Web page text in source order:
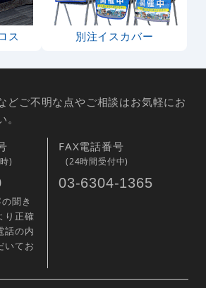
ス 別注イスカバー
どご不明な点やご相談はお気軽にお
)
聞き
り正確
話の内
いてお
FAX電話番号
(24時間受付中)
03-6304-1365